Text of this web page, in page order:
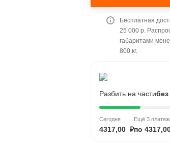
Бесплатная
25 000 р.
габаритами
800 кг.
Разбить на части
Сегодня
4317,00 ₽
Ещё 3
по